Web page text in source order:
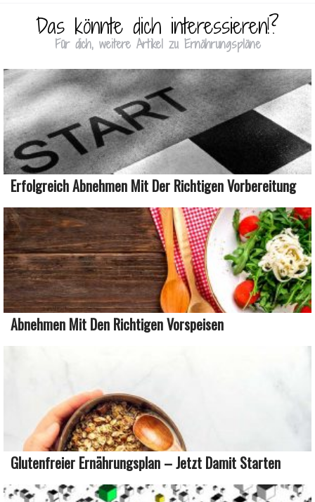
Das könnte dich interessieren!?
Für dich, weitere Artikel zu Ernährungspläne
Erfolgreich Abnehmen Mit Der Richtigen Vorbereitung
Abnehmen Mit Den Richtigen Vorspeisen
Glutenfreier Ernährungsplan – Jetzt Damit Starten